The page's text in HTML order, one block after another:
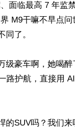
面临最高 7 年监
M9干嘛不早点
同了。
级豪车啊，她喝
路护航，直接用
的SUV吗？我们来